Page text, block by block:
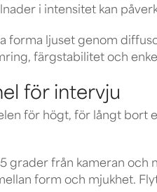
i intensitet kan
forma ljuset genom
färgstabilitet och
för intervju
för högt, för långt bort
grader från kameran och
form och mjukhet.